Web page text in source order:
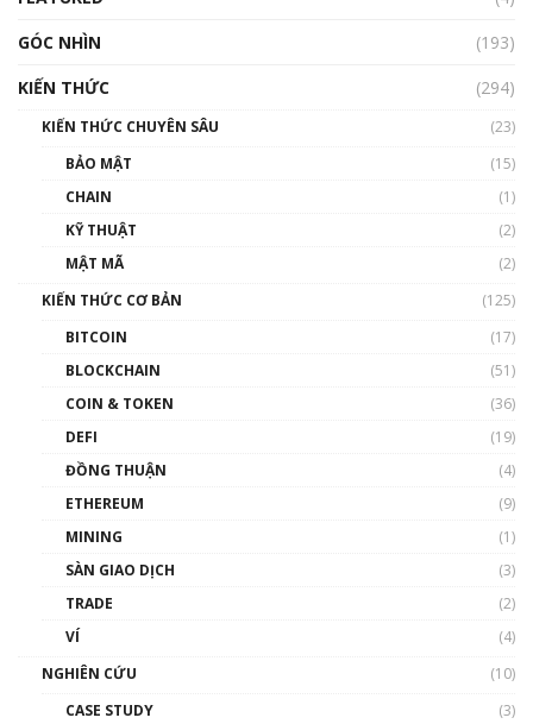
00:43:47
như thể nào?
00:39:31
Phổ cập Blockchain
thống & Crypto qua các cuộc chiến | Phổ cập
GÓC NHÌN
(193)
KIẾN THỨC
(294)
KIẾN THỨC CHUYÊN SÂU
(23)
BẢO MẬT
(15)
CHAIN
(1)
KỸ THUẬT
(2)
MẬT MÃ
(2)
KIẾN THỨC CƠ BẢN
(125)
BITCOIN
(17)
BLOCKCHAIN
(51)
COIN & TOKEN
(36)
DEFI
(19)
ĐỒNG THUẬN
(4)
ETHEREUM
(9)
MINING
(1)
SÀN GIAO DỊCH
(3)
TRADE
(2)
VÍ
(4)
NGHIÊN CỨU
(10)
CASE STUDY
(3)